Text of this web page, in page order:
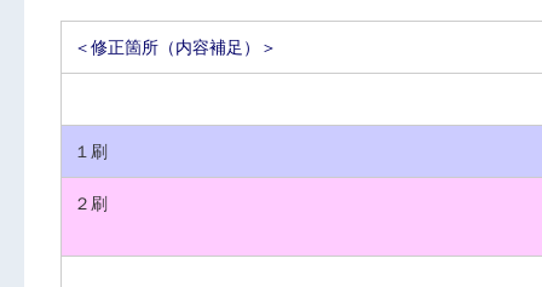
＜修正箇所（内容補足）＞
１刷
２刷